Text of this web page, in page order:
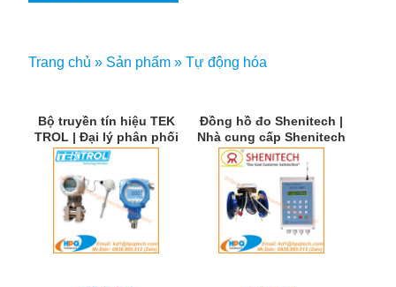
Bộ truyền tín hiệu TEK
TROL | Đại lý phân phối
TEK TROL | TEK TROL
Việt Nam
Đồng hồ đo Shenitech |
Nhà cung cấp Shenitech
chính hãng | Shenitech
Việt Nam
Trang chủ » Sản phẩm » Tự động hóa